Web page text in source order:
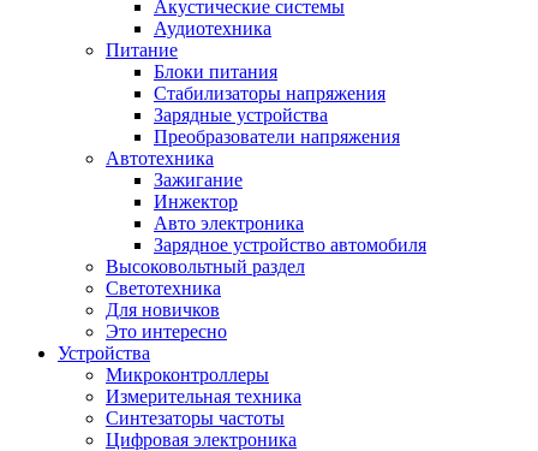
Акустические системы
Аудиотехника
Питание
Блоки питания
Стабилизаторы напряжения
Зарядные устройства
Преобразователи напряжения
Автотехника
Зажигание
Инжектор
Авто электроника
Зарядное устройство автомобиля
Высоковольтный раздел
Светотехника
Для новичков
Это интересно
Устройства
Микроконтроллеры
Измерительная техника
Синтезаторы частоты
Цифровая электроника